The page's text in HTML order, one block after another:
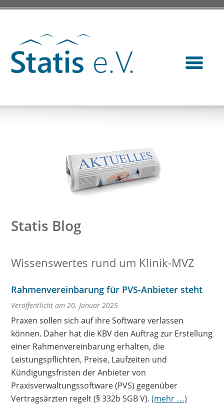
Statis Blog
Wissenswertes rund um Klinik-MVZ
Rahmenvereinbarung für PVS-Anbieter steht
Veröffentlicht am 20. Januar 2025
Praxen sollen sich auf ihre Software verlassen
können. Daher hat die KBV den Auftrag zur Erstellung
einer Rahmenvereinbarung erhalten, die
Leistungspflichten, Preise, Laufzeiten und
Kündigungsfristen der Anbieter von
Praxisverwaltungssoftware (PVS) gegenüber
Vertragsärzten regelt (§ 332b SGB V). (mehr …)